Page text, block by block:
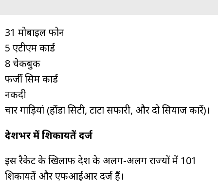
31 मोबाइल फोन
5 एटीएम कार्ड
8 चेकबुक
फर्जी सिम कार्ड
नकदी
चार गाड़ियां (होंडा सिटी, टाटा सफारी, और दो सियाज कारें)।
देशभर में शिकायतें दर्ज
इस रैकेट के खिलाफ देश के अलग-अलग राज्यों में 101
शिकायतें और एफआईआर दर्ज हैं।